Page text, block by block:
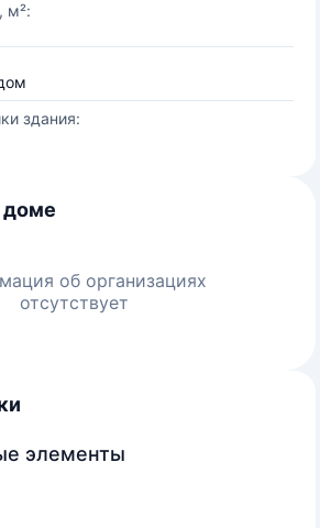
м²:
здания:
доме
об организациях
отсутствует
элементы